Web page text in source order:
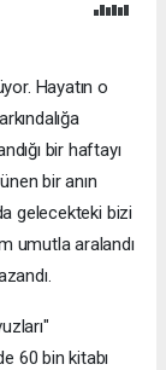
Hayatın o
bir haftayı
bir anın
gelecekteki bizi
umutla aralandı
60 bin kitabı